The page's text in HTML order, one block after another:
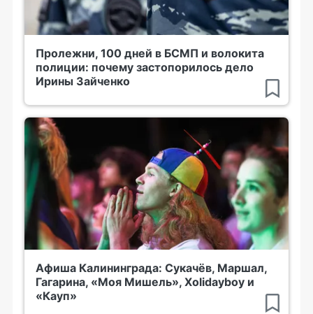
Пролежни, 100 дней в БСМП и волокита
полиции: почему застопорилось дело
Ирины Зайченко
Афиша Калининграда: Сукачёв, Маршал,
Гагарина, «Моя Мишель», Xolidayboy и
«Кауп»